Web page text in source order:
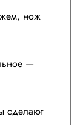
нож
—
сделают